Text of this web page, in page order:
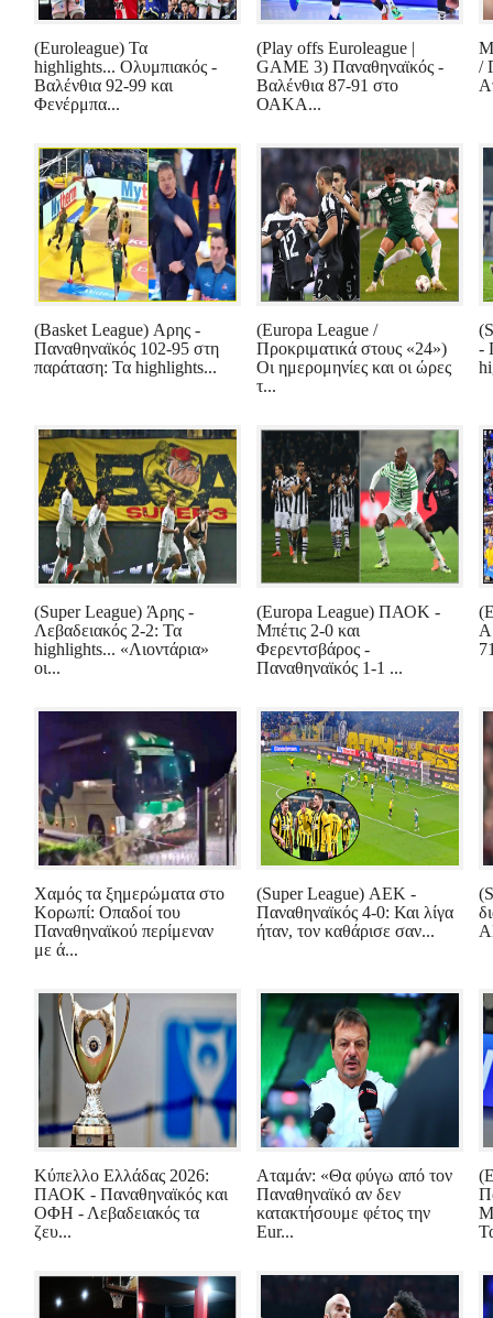
(Euroleague) Τα
highlights... Ολυμπιακός -
Βαλένθια 92-99 και
Φενέρμπα...
(Play offs Euroleague |
GAME 3) Παναθηναϊκός -
Βαλένθια 87-91 στο
ΟΑΚΑ...
/
(Basket League) Αρης -
Παναθηναϊκός 102-95 στη
παράταση: Τα highlights...
(Europa League /
Προκριματικά στους «24»)
Οι ημερομηνίες και οι ώρες
τ...
-
(Super League) Άρης -
Λεβαδειακός 2-2: Τα
highlights... «Λιοντάρια»
οι...
(Europa League) ΠΑΟΚ -
Μπέτις 2-0 και
Φερεντσβάρος -
Παναθηναϊκός 1-1 ...
Χαμός τα ξημερώματα στο
Κορωπί: Οπαδοί του
Παναθηναϊκού περίμεναν
με ά...
(Super League) ΑΕΚ -
Παναθηναϊκός 4-0: Και λίγα
ήταν, τον καθάρισε σαν...
Κύπελλο Ελλάδας 2026:
ΠΑΟΚ - Παναθηναϊκός και
ΟΦΗ - Λεβαδειακός τα
ζευ...
Αταμάν: «Θα φύγω από τον
Παναθηναϊκό αν δεν
κατακτήσουμε φέτος την
Eur...